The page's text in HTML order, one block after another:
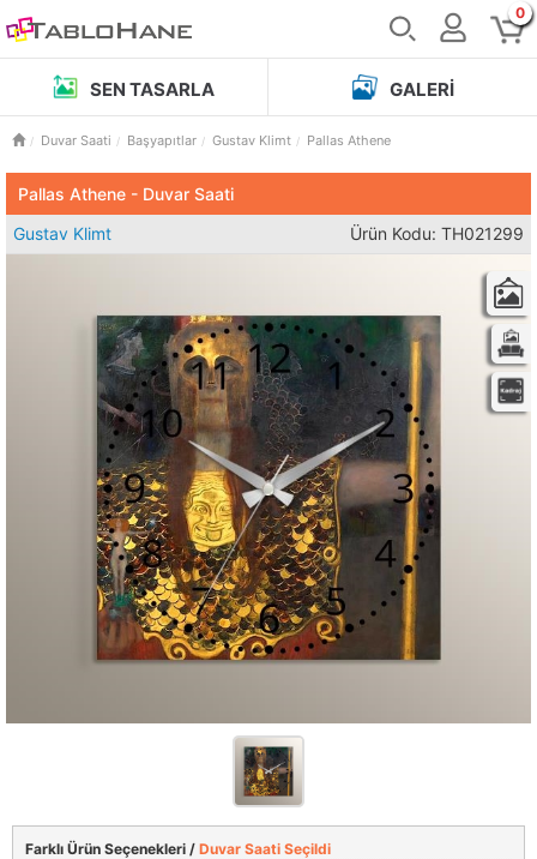
0
SEN TASARLA GALERI
Duvar Saati Başyapıtlar Gustav Klimt Pallas Athene
Pallas Athene - Duvar Saati
Gustav Klimt
Ürün Kodu: TH021299
Farklı Ürün Seçenekleri / Duvar Saati Seçildi